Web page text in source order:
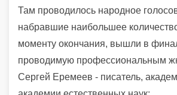
Там проводилось народное
набравшие наибольшее
моменту окончания, вышли в
проводимую профессиональным
Сергей Еремеев - писатель,